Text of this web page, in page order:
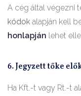
A cég által végezni
kódok alapján kell
honlapján lehet
6. Jegyzett tőke
Ha Kft.-t vagy Rt.-t